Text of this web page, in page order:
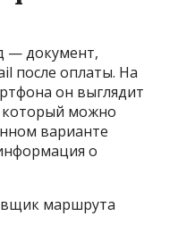
— документ,
после оплаты. На
он выглядит
который можно
варианте
о
маршрута